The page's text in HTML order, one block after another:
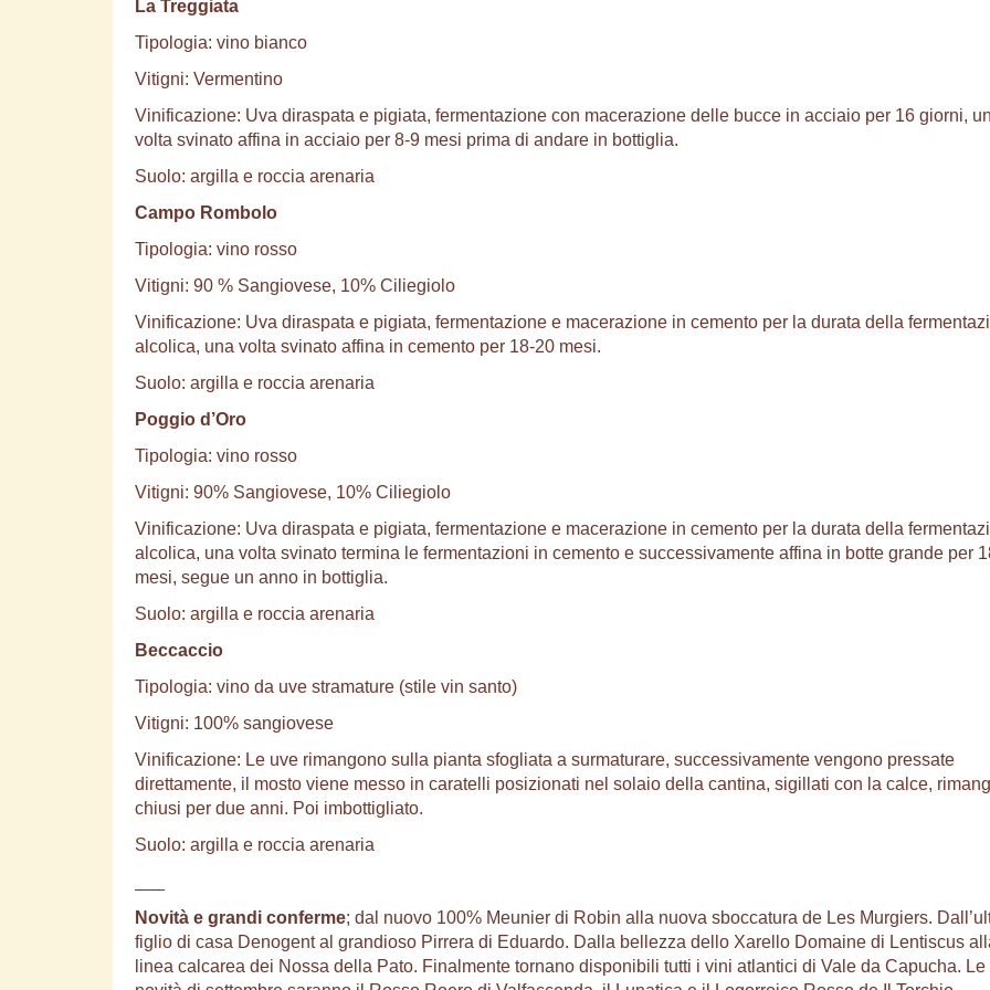
La Treggiata
Tipologia: vino bianco
Vitigni: Vermentino
Vinificazione: Uva diraspata e pigiata, fermentazione con macerazione delle bucce in acciaio per 16 giorni,
volta svinato affina in acciaio per 8-9 mesi prima di andare in bottiglia.
Suolo: argilla e roccia arenaria
Campo Rombolo
Tipologia: vino rosso
Vitigni: 90 % Sangiovese, 10% Ciliegiolo
Vinificazione: Uva diraspata e pigiata, fermentazione e macerazione in cemento per la durata della
alcolica, una volta svinato affina in cemento per 18-20 mesi.
Suolo: argilla e roccia arenaria
Poggio d’Oro
Tipologia: vino rosso
Vitigni: 90% Sangiovese, 10% Ciliegiolo
Vinificazione: Uva diraspata e pigiata, fermentazione e macerazione in cemento per la durata della
alcolica, una volta svinato termina le fermentazioni in cemento e successivamente affina in botte grande per
mesi, segue un anno in bottiglia.
Suolo: argilla e roccia arenaria
Beccaccio
Tipologia: vino da uve stramature (stile vin santo)
Vitigni: 100% sangiovese
Vinificazione: Le uve rimangono sulla pianta sfogliata a surmaturare, successivamente vengono pressate
direttamente, il mosto viene messo in caratelli posizionati nel solaio della cantina, sigillati con la calce,
chiusi per due anni. Poi imbottigliato.
Suolo: argilla e roccia arenaria
Novità e grandi conferme; dal nuovo 100% Meunier di Robin alla nuova sboccatura de Les Murgiers.
figlio di casa Denogent al grandioso Pirrera di Eduardo. Dalla bellezza dello Xarello Domaine di Lentiscus
linea calcarea dei Nossa della Pato. Finalmente tornano disponibili tutti i vini atlantici di Vale da Capucha. Le